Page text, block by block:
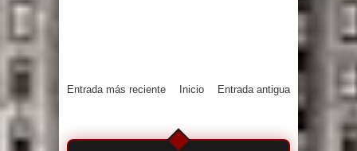
Entrada más reciente Entrada antigua
Inicio